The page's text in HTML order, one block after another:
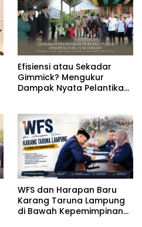
Efisiensi atau Sekadar
Gimmick? Mengukur
Dampak Nyata Pelantikan
WFS dan Harapan Baru
Karang Taruna Lampung
di Bawah Kepemimpinan